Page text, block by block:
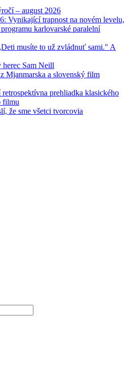
– august 2026
Vynikající trapnost na novém levelu,
karlovarské paralelní
musíte to už zvládnuť sami." A
herec Sam Neill
Mjanmarska a slovenský film
prehliadka klasického
filmu
že sme všetci tvorcovia